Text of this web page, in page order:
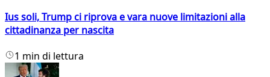
Ius soli, Trump ci riprova e vara nuove limitazioni alla
cittadinanza per nascita
1 min di lettura